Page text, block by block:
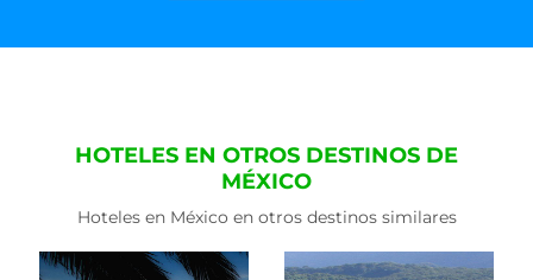
HOTELES EN OTROS DESTINOS DE
MÉXICO
Hoteles en México en otros destinos similares